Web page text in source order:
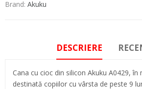
Brand: Akuku
DESCRIERE
Cana cu cioc din silicon Akuku A0429, în
destinată copiilor cu vârsta de peste 9